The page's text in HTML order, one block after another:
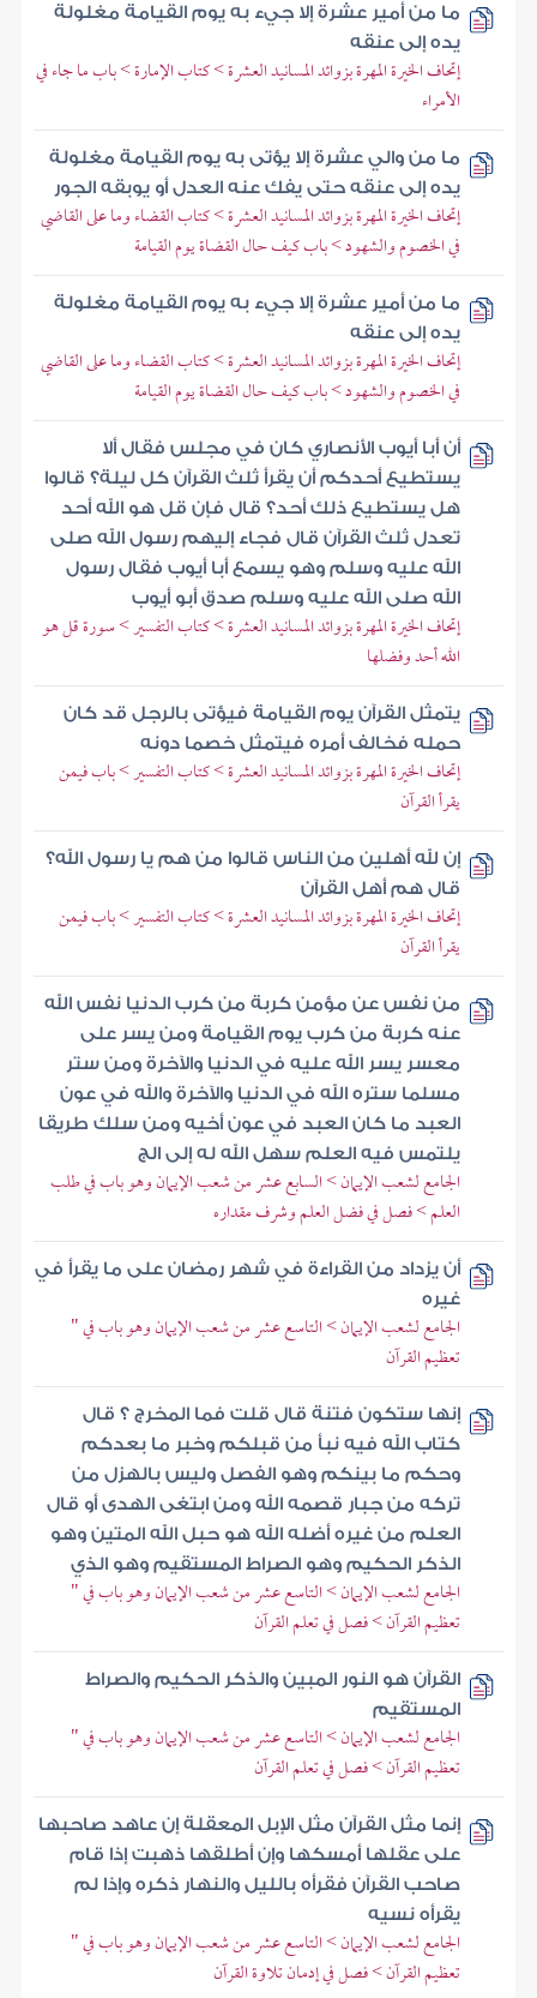
ما من أمير عشرة إلا جيء به يوم القيامة مغلولة
يده إلى عنقه
إتحاف الخيرة المهرة بزوائد المسانيد العشرة > كتاب الإمارة > باب ما جاء في
الأمراء
ما من والي عشرة إلا يؤتى به يوم القيامة مغلولة
يده إلى عنقه حتى يفك عنه العدل أو يوبقه الجور
إتحاف الخيرة المهرة بزوائد المسانيد العشرة > كتاب القضاء وما على القاضي
في الخصوم والشهود > باب كيف حال القضاة يوم القيامة
ما من أمير عشرة إلا جيء به يوم القيامة مغلولة
يده إلى عنقه
إتحاف الخيرة المهرة بزوائد المسانيد العشرة > كتاب القضاء وما على القاضي
في الخصوم والشهود > باب كيف حال القضاة يوم القيامة
أن أبا أيوب الأنصاري كان في مجلس فقال ألا
يستطيع أحدكم أن يقرأ ثلث القرآن كل ليلة؟ قالوا
هل يستطيع ذلك أحد؟ قال فإن قل هو الله أحد
تعدل ثلث القرآن قال فجاء إليهم رسول الله صلى
الله عليه وسلم وهو يسمع أبا أيوب فقال رسول
الله صلى الله عليه وسلم صدق أبو أيوب
إتحاف الخيرة المهرة بزوائد المسانيد العشرة > كتاب التفسير > سورة قل هو
الله أحد وفضلها
يتمثل القرآن يوم القيامة فيؤتى بالرجل قد كان
حمله فخالف أمره فيتمثل خصما دونه
إتحاف الخيرة المهرة بزوائد المسانيد العشرة > كتاب التفسير > باب فيمن
يقرأ القرآن
إن لله أهلين من الناس قالوا من هم يا رسول الله؟
قال هم أهل القرآن
إتحاف الخيرة المهرة بزوائد المسانيد العشرة > كتاب التفسير > باب فيمن
يقرأ القرآن
من نفس عن مؤمن كربة من كرب الدنيا نفس الله
عنه كربة من كرب يوم القيامة ومن يسر على
معسر يسر الله عليه في الدنيا والآخرة ومن ستر
مسلما ستره الله في الدنيا والآخرة والله في عون
العبد ما كان العبد في عون أخيه ومن سلك طريقا
يلتمس فيه العلم سهل الله له إلى الج
الجامع لشعب الإيمان > السابع عشر من شعب الإيمان وهو باب في طلب
العلم > فصل في فضل العلم وشرف مقداره
أن يزداد من القراءة في شهر رمضان على ما يقرأ في
غيره
الجامع لشعب الإيمان > التاسع عشر من شعب الإيمان وهو باب في "
تعظيم القرآن
إنها ستكون فتنة قال قلت فما المخرج ؟ قال
كتاب الله فيه نبأ من قبلكم وخبر ما بعدكم
وحكم ما بينكم وهو الفصل وليس بالهزل من
تركه من جبار قصمه الله ومن ابتغى الهدى أو قال
العلم من غيره أضله الله هو حبل الله المتين وهو
الذكر الحكيم وهو الصراط المستقيم وهو الذي
الجامع لشعب الإيمان > التاسع عشر من شعب الإيمان وهو باب في "
تعظيم القرآن > فصل في تعلم القرآن
القرآن هو النور المبين والذكر الحكيم والصراط
المستقيم
الجامع لشعب الإيمان > التاسع عشر من شعب الإيمان وهو باب في "
تعظيم القرآن > فصل في تعلم القرآن
إنما مثل القرآن مثل الإبل المعقلة إن عاهد صاحبها
على عقلها أمسكها وإن أطلقها ذهبت إذا قام
صاحب القرآن فقرأه بالليل والنهار ذكره وإذا لم
يقرأه نسيه
الجامع لشعب الإيمان > التاسع عشر من شعب الإيمان وهو باب في "
تعظيم القرآن > فصل في إدمان تلاوة القرآن